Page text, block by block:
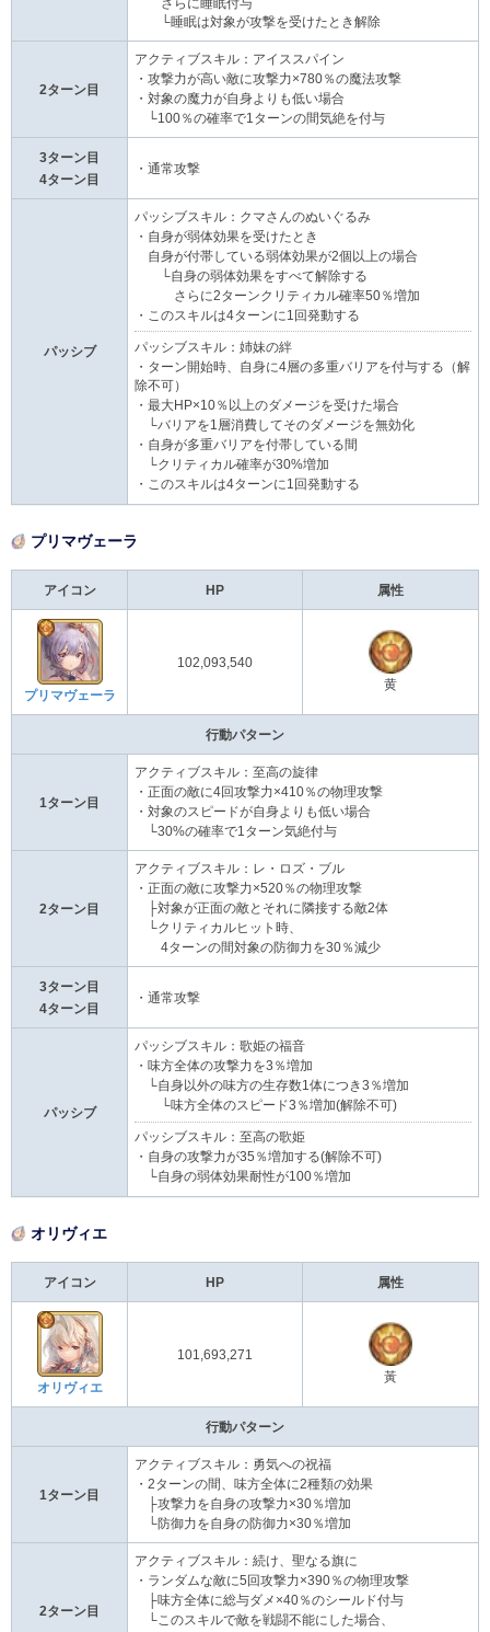
さらに睡眠付与
└睡眠は対象が攻撃を受けたとき解除
2ターン目
アクティブスキル：アイススパイン
・攻撃力が高い敵に攻撃力×780％の魔法攻撃
・対象の魔力が自身よりも低い場合
└100％の確率で1ターンの間気絶を付与
3ターン目
4ターン目
・通常攻撃
パッシブ
パッシブスキル：クマさんのぬいぐるみ
・自身が弱体効果を受けたとき
自身が付帯している弱体効果が2個以上の場合
└自身の弱体効果をすべて解除する
さらに2ターンクリティカル確率50％増加
・このスキルは4ターンに1回発動する
パッシブスキル：姉妹の絆
・ターン開始時、自身に4層の多重バリアを付与する（解
除不可）
・最大HP×10％以上のダメージを受けた場合
└バリアを1層消費してそのダメージを無効化
・自身が多重バリアを付帯している間
└クリティカル確率が30%増加
・このスキルは4ターンに1回発動する
プリマヴェーラ
アイコン HP 属性
プリマヴェーラ
102,093,540
黄
行動パターン
1ターン目
アクティブスキル：至高の旋律
・正面の敵に4回攻撃力×410％の物理攻撃
・対象のスピードが自身よりも低い場合
└30%の確率で1ターン気絶付与
2ターン目
アクティブスキル：レ・ロズ・ブル
・正面の敵に攻撃力×520％の物理攻撃
├対象が正面の敵とそれに隣接する敵2体
└クリティカルヒット時、
4ターンの間対象の防御力を30％減少
3ターン目
4ターン目
・通常攻撃
パッシブ
パッシブスキル：歌姫の福音
・味方全体の攻撃力を3％増加
└自身以外の味方の生存数1体につき3％増加
└味方全体のスピード3％増加(解除不可)
パッシブスキル：至高の歌姫
・自身の攻撃力が35％増加する(解除不可)
└自身の弱体効果耐性が100％増加
オリヴィエ
アイコン HP 属性
オリヴィエ
101,693,271
黃
行動パターン
1ターン目
アクティブスキル：勇気への祝福
・2ターンの間、味方全体に2種類の効果
├攻撃力を自身の攻撃力×30％増加
└防御力を自身の防御力×30％増加
2ターン目
アクティブスキル：続け、聖なる旗に
・ランダムな敵に5回攻撃力×390％の物理攻撃
├味方全体に総与ダメ×40％のシールド付与
└このスキルで敵を戦闘不能にした場合、